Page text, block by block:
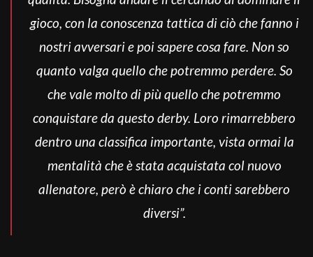
gioco, con la conoscenza tattica di ciò che fanno i
nostri avversari e poi sapere cosa fare. Non so
quanto valga quello che potremmo perdere. So
che vale molto di più quello che potremmo
conquistare da questo derby. Loro rimarrebbero
dentro una classifica importante, vista ormai la
mentalità che è stata acquistata col nuovo
allenatore, però è chiaro che i conti sarebbero
diversi”.